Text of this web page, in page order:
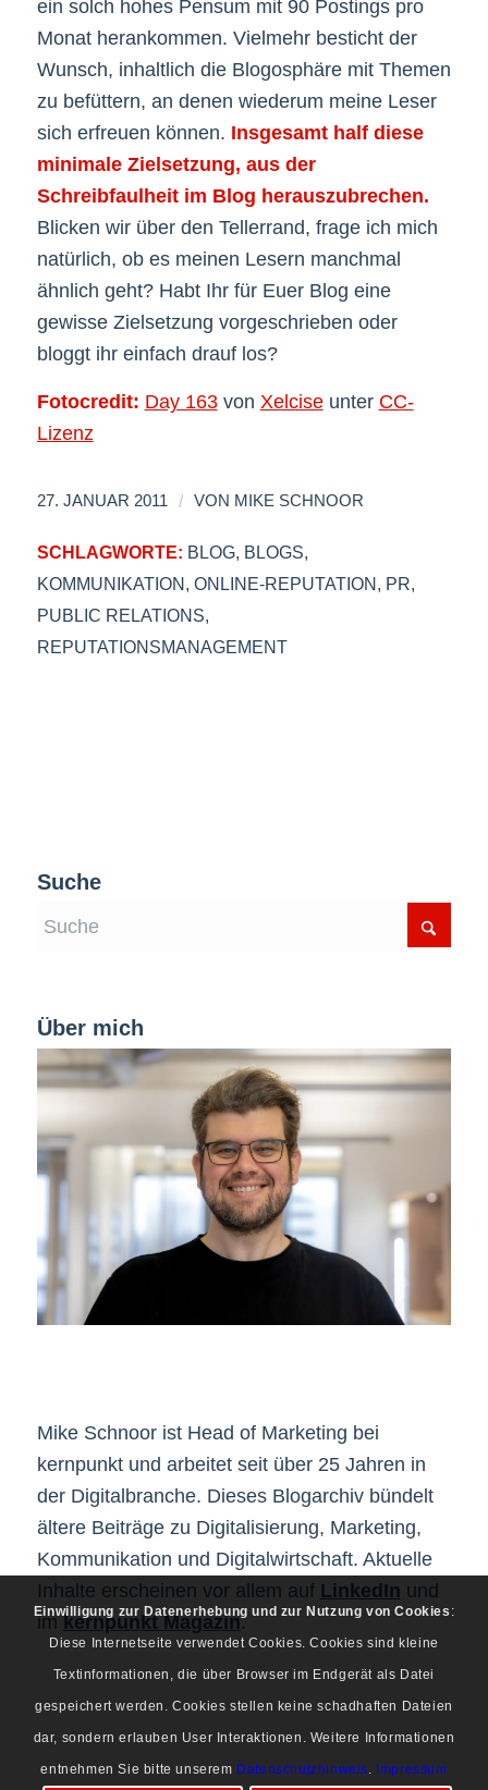
ein solch hohes Pensum mit 90 Postings pro
Monat herankommen. Vielmehr besticht der
Wunsch, inhaltlich die Blogosphäre mit Themen
zu befüttern, an denen wiederum meine Leser
sich erfreuen können. Insgesamt half diese
minimale Zielsetzung, aus der
Schreibfaulheit im Blog herauszubrechen.
Blicken wir über den Tellerrand, frage ich mich
natürlich, ob es meinen Lesern manchmal
ähnlich geht? Habt Ihr für Euer Blog eine
gewisse Zielsetzung vorgeschrieben oder
bloggt ihr einfach drauf los?
Fotocredit: Day 163von Xelciseunter CC-
Lizenz
27. JANUAR 2011 / VON MIKE SCHNOOR
SCHLAGWORTE: BLOG, BLOGS,
KOMMUNIKATION , ONLINE-REPUTATION , PR,
PUBLIC RELATIONS,
REPUTATIONSMANAGEMENT
Suche
Über mich
Mike Schnoor ist Head of Marketing bei
kernpunkt und arbeitet seit über 25 Jahren in
der Digitalbranche. Dieses Blogarchiv bündelt
ältere Beiträge zu Digitalisierung, Marketing,
Kommunikation und Digitalwirtschaft. Aktuelle
Inhalte erscheinen vor allem auf LinkedIn und
imkernpunkt Magazin.
Einwilligung zur Datenerhebung und zur Nutzung von Cookies :
Diese Internetseite verwendet Cookies. Cookies sind kleine
Textinformationen, die über Browser im Endgerät als Datei
gespeichert werden. Cookies stellen keine schadhaften Dateien
dar, sondern erlauben User Interaktionen. Weitere Informationen
entnehmen Sie bitte unserem Datenschutzhinweis. Impressum